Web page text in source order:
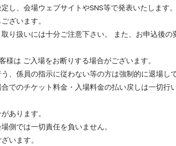
し、会場ウェブサイトやSNS等で発表いたします
ざいます。
り扱いには十分ご注意下さい。 また、お申込後の
様は ご入場をお断りする場合がございます。
、係員の指示に従わない等の方は強制的に退場し
でのチケット料金・入場料金の払い戻しは一切行
あります。
側では一切責任を負いません。
います。